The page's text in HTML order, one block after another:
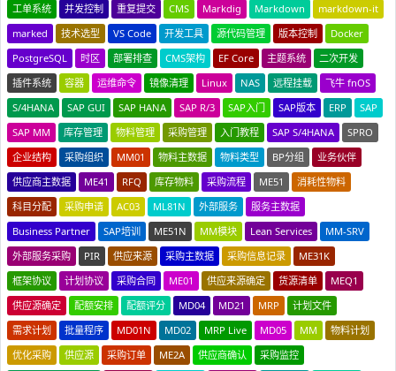
工单系统
并发控制 重复提交 CMS Markdig Markdown
markdown-it
marked
技术选型 VS Code 开发工具 源代码管理 版本控制
Docker
PostgreSQL
时区 部署排查 CMS架构 EF Core 主题系统
二次开发
插件系统
容器 运维命令 镜像清理 Linux NAS 远程挂载
飞牛 fnOS
S/4HANA
SAP GUI SAP HANA SAP R/3 SAP入门 SAP版本 ERP
SAP
SAP MM
库存管理 物料管理 采购管理 入门教程 SAP S/4HANA
SPRO
企业结构
采购组织 MM01 物料主数据 物料类型 BP分组
业务伙伴
供应商主数据
ME41 RFQ 库存物料 采购流程 ME51
消耗性物料
科目分配
采购申请 AC03 ML81N 外部服务
服务主数据
Business Partner
SAP培训 ME51N MM模块 Lean Services
MM-SRV
外部服务采购
PIR 供应来源 采购主数据 采购信息记录
ME31K
框架协议
计划协议 采购合同 ME01 供应来源确定 货源清单
MEQ1
供应源确定
配额安排 配额评分 MD04 MD21 MRP
计划文件
需求计划
批量程序 MD01N MD02 MRP Live MD05 MM
物料计划
优化采购
供应源 采购订单 ME2A 供应商确认
采购监控